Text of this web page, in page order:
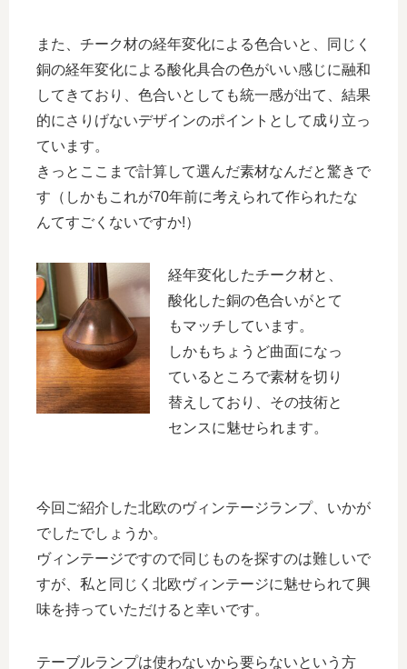
また、チーク材の経年変化による色合いと、同じく
銅の経年変化による酸化具合の色がいい感じに融和
してきており、色合いとしても統一感が出て、結果
的にさりげないデザインのポイントとして成り立っ
ています。
きっとここまで計算して選んだ素材なんだと驚きで
す（しかもこれが70年前に考えられて作られたな
んてすごくないですか!）
経年変化したチーク材と、
酸化した銅の色合いがとて
もマッチしています。
しかもちょうど曲面になっ
ているところで素材を切り
替えしており、その技術と
センスに魅せられます。
今回ご紹介した北欧のヴィンテージランプ、いかが
でしたでしょうか。
ヴィンテージですので同じものを探すのは難しいで
すが、私と同じく北欧ヴィンテージに魅せられて興
味を持っていただけると幸いです。
テーブルランプは使わないから要らないという方